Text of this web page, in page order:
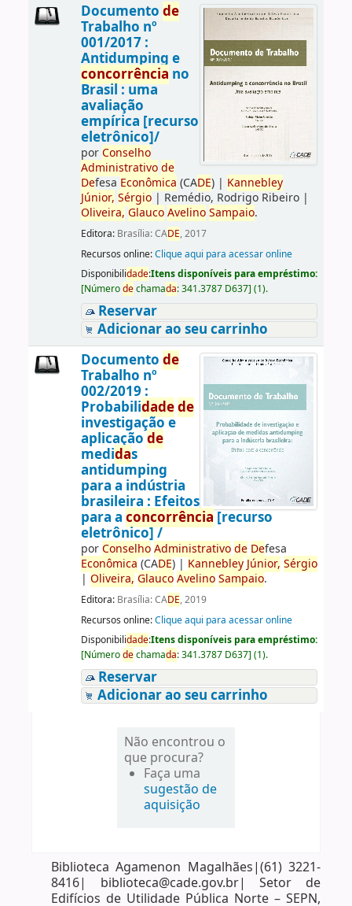
Documento de
Trabalho nº
001/2017 :
Antidumping e
concorrência no
Brasil : uma
avaliação
empírica [recurso
eletrônico]/
porConselho
Administrativo de
Defesa Econômica (CADE)| Kannebley
Júnior, Sérgio| Remédio, Rodrigo Ribeiro|
Oliveira, Glauco Avelino Sampaio.
Editora: Brasília: CADE, 2017
Recursos online:Clique aqui para acessar online
Disponibilidade:Itens disponíveis para empréstimo:
[Númerodechamada:341.3787 D637] (1).
Reservar
Adicionar ao seu carrinho
Documento de
Trabalho nº
002/2019 :
Probabilidadede
investigação e
aplicação de
medidas
antidumping
para a indústria
brasileira : Efeitos
para a concorrência [recurso
eletrônico] /
porConselho Administrativo de Defesa
Econômica (CADE)| Kannebley Júnior, Sérgio
| Oliveira, Glauco Avelino Sampaio.
Editora: Brasília: CADE, 2019
Recursos online:Clique aqui para acessar online
Disponibilidade:Itens disponíveis para empréstimo:
[Númerodechamada:341.3787 D637] (1).
Reservar
Adicionar ao seu carrinho
Não encontrou o
que procura?
Faça uma
sugestão de
aquisição
Biblioteca Agamenon Magalhães|(61) 3221-
8416| biblioteca@cade.gov.br| Setor de
Edifícios de Utilidade Pública Norte – SEPN,